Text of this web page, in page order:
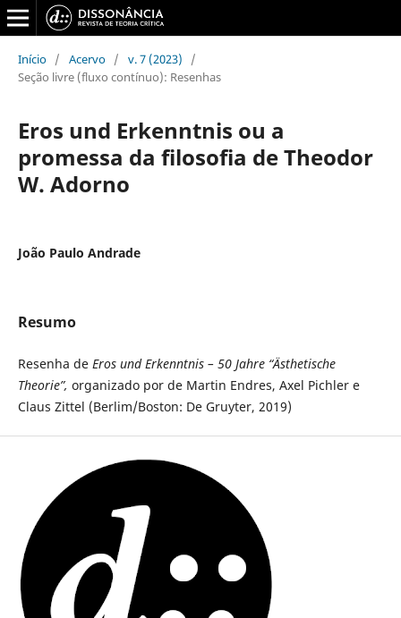
Início / Acervo / v. 7 (2023)
/
Seção livre (fluxo contínuo): Resenhas
Eros und Erkenntnis ou a
promessa da filosofia de Theodor
W. Adorno
João Paulo Andrade
Resumo
Resenha de Eros und Erkenntnis – 50 Jahre “Ästhetische
Theorie”, organizado por de Martin Endres, Axel Pichler e
Claus Zittel (Berlim/Boston: De Gruyter, 2019)